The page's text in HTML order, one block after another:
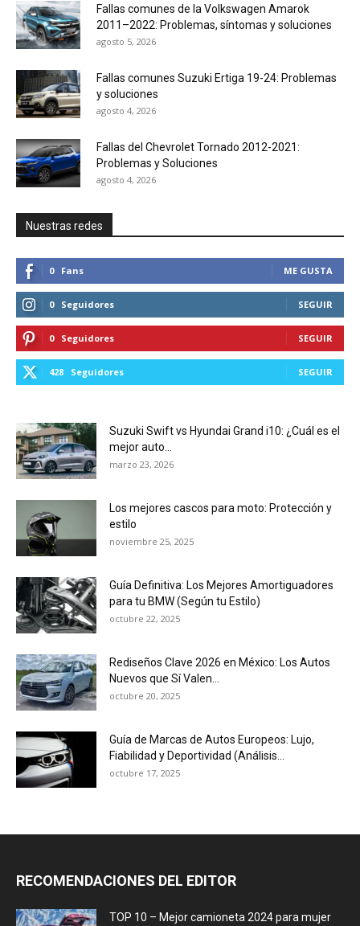
Fallas comunes de la Volkswagen Amarok
2011–2022: Problemas, síntomas y soluciones
agosto 5, 2026
Fallas comunes Suzuki Ertiga 19-24: Problemas
y soluciones
agosto 4, 2026
Fallas del Chevrolet Tornado 2012-2021:
Problemas y Soluciones
agosto 4, 2026
Nuestras redes
0 Fans ME GUSTA
0 Seguidores SEGUIR
0 Seguidores SEGUIR
428 Seguidores SEGUIR
Suzuki Swift vs Hyundai Grand i10: ¿Cuál es el
mejor auto...
marzo 23, 2026
Los mejores cascos para moto: Protección y
estilo
noviembre 25, 2025
Guía Definitiva: Los Mejores Amortiguadores
para tu BMW (Según tu Estilo)
octubre 22, 2025
Rediseños Clave 2026 en México: Los Autos
Nuevos que Sí Valen...
octubre 20, 2025
Guía de Marcas de Autos Europeos: Lujo,
Fiabilidad y Deportividad (Análisis...
octubre 17, 2025
RECOMENDACIONES DEL EDITOR
TOP 10 – Mejor camioneta 2024 para mujer